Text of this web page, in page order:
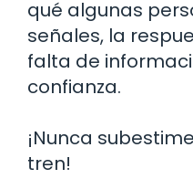
qué algunas
señales, la
falta de
confianza.
¡Nunca
tren!